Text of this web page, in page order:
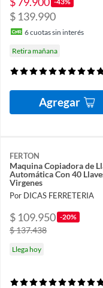
$ 139.990
6cuotas sin interés
Retira mañana
Agregar
FERTON
Maquina Copiadora de
Automática Con 40
Virgenes
Por DICAS FERRETERIA
$ 109.950 -20%
$ 137.438
Llega hoy